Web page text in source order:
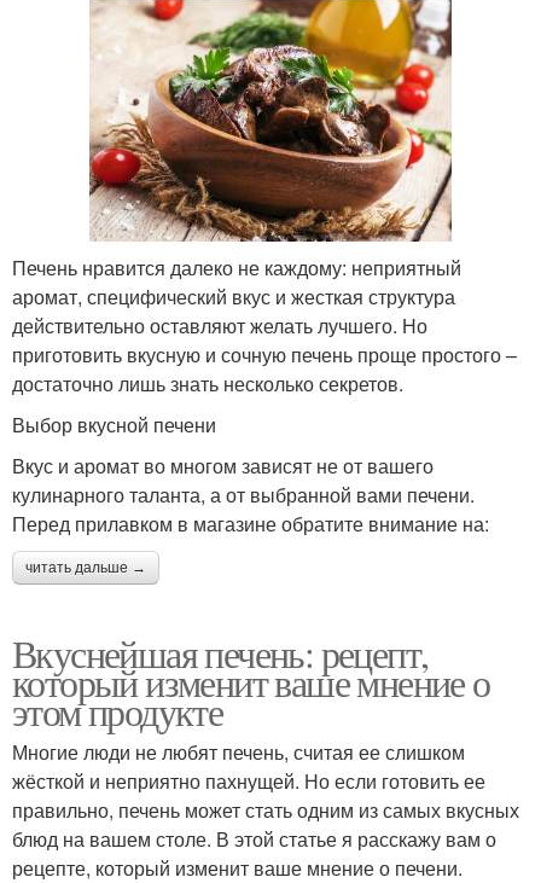
Печень нравится далеко не каждому: неприятный
аромат, специфический вкус и жесткая структура
действительно оставляют желать лучшего. Но
приготовить вкусную и сочную печень проще простого –
достаточно лишь знать несколько секретов.
Выбор вкусной печени
Вкус и аромат во многом зависят не от вашего
кулинарного таланта, а от выбранной вами печени.
Перед прилавком в магазине обратите внимание на:
читать дальше →
Вкуснейшая печень: рецепт,
который изменит ваше мнение о
этом продукте
Многие люди не любят печень, считая ее слишком
жёсткой и неприятно пахнущей. Но если готовить ее
правильно, печень может стать одним из самых вкусных
блюд на вашем столе. В этой статье я расскажу вам о
рецепте, который изменит ваше мнение о печени.